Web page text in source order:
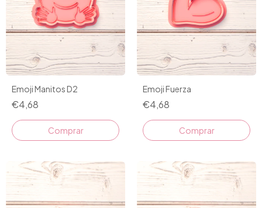
Emoji Manitos D2
€4,68
Comprar
Emoji Fuerza
€4,68
Comprar